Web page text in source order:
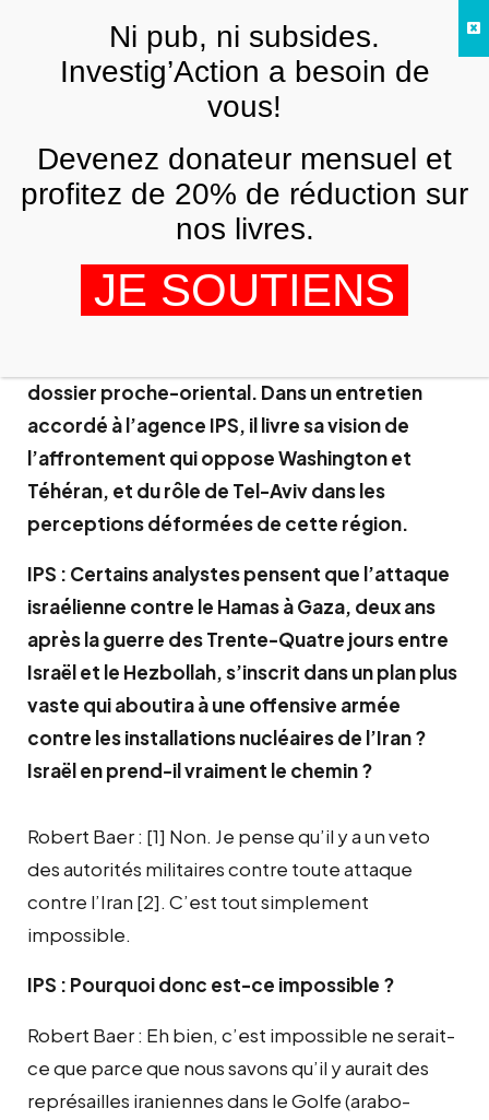
« Les autorités militaires US opposent
un véto à toute guerre contre l’Iran »
8 JUILLET 2009
Robert Baer, ancien agent de la CIA et
dossier proche-oriental. Dans un entretien
accordé à l’agence IPS, il livre sa vision de
l’affrontement qui oppose Washington et
Téhéran, et du rôle de Tel-Aviv dans les
perceptions déformées de cette région.
IPS : Certains analystes pensent que l’attaque
israélienne contre le Hamas à Gaza, deux ans
après la guerre des Trente-Quatre jours entre
Israël et le Hezbollah, s’inscrit dans un plan plus
vaste qui aboutira à une offensive armée
contre les installations nucléaires de l’Iran ?
Israël en prend-il vraiment le chemin ?
Robert Baer : [1] Non. Je pense qu’il y a un veto
des autorités militaires contre toute attaque
contre l’Iran [2]. C’est tout simplement
impossible.
IPS : Pourquoi donc est-ce impossible ?
Robert Baer : Eh bien, c’est impossible ne serait-
ce que parce que nous savons qu’il y aurait des
représailles iraniennes dans le Golfe (arabo-
FRNi pub, ni subsides.
Investig’Action a besoin de
vous!
Devenez donateur mensuel et
profitez de 20% de réduction sur
nos livres.
JE SOUTIENS